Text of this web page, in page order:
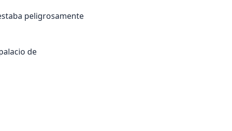
peligrosamente
de